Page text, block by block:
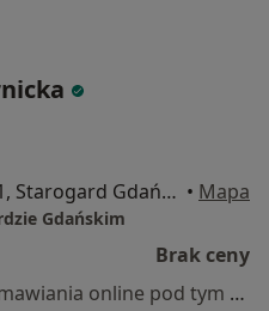
dra Józefa Balewskiego 1, Starogard Gdański • Mapa
Gdańskim
Brak ceny
Specjalista nie oferuje umawiania online pod tym adresem.